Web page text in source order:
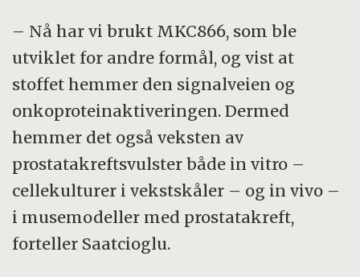
– Nå har vi brukt MKC866, som ble
utviklet for andre formål, og vist at
stoffet hemmer den signalveien og
onkoproteinaktiveringen. Dermed
hemmer det også veksten av
prostatakreftsvulster både in vitro –
cellekulturer i vekstskåler – og in vivo –
i musemodeller med prostatakreft,
forteller Saatcioglu.